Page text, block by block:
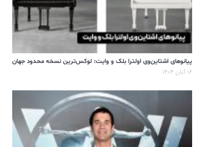
پیانوهای اشتاین‌وی اولترا بلک و وایت: لوکس‌ترین نسخه محدود جهان
۱۶ آبان ۱۴۰۴